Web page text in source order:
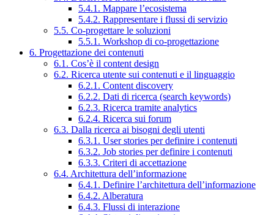
5.4.1. Mappare l’ecosistema
5.4.2. Rappresentare i flussi di servizio
5.5. Co-progettare le soluzioni
5.5.1. Workshop di co-progettazione
6. Progettazione dei contenuti
6.1. Cos’è il content design
6.2. Ricerca utente sui contenuti e il linguaggio
6.2.1. Content discovery
6.2.2. Dati di ricerca (search keywords)
6.2.3. Ricerca tramite analytics
6.2.4. Ricerca sui forum
6.3. Dalla ricerca ai bisogni degli utenti
6.3.1. User stories per definire i contenuti
6.3.2. Job stories per definire i contenuti
6.3.3. Criteri di accettazione
6.4. Architettura dell’informazione
6.4.1. Definire l’architettura dell’informazione
6.4.2. Alberatura
6.4.3. Flussi di interazione